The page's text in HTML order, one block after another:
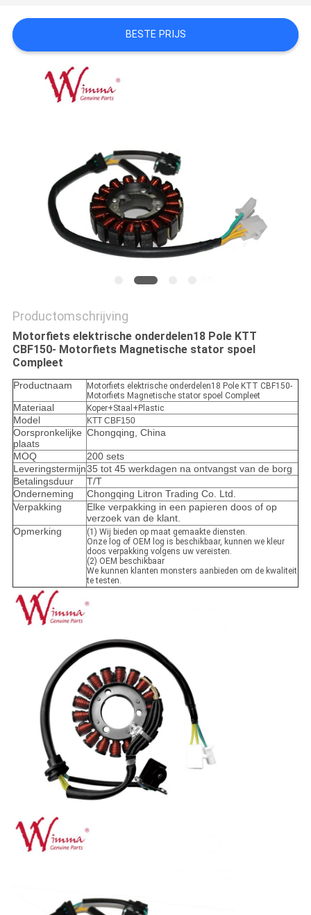
BESTE PRIJS
Productomschrijving
Motorfiets elektrische onderdelen18 Pole KTT
CBF150- Motorfiets Magnetische stator spoel
Compleet
Productnaam
Motorfiets elektrische onderdelen18 Pole KTT CBF150-
Motorfiets Magnetische stator spoel Compleet
Materiaal Koper+Staal+Plastic
Model KTT CBF150
Oorspronkelijke
plaats
Chongqing, China
MOQ
200 sets
Leveringstermijn35 tot 45 werkdagen na ontvangst van de borg
Betalingsduur
T/T
Onderneming
Chongqing Litron Trading Co. Ltd.
Verpakking
Elke verpakking in een papieren doos of op
verzoek van de klant.
Opmerking
(1) Wij bieden op maat gemaakte diensten.
Onze log of OEM log is beschikbaar, kunnen we kleur
doos verpakking volgens uw vereisten.
(2) OEM beschikbaar
We kunnen klanten monsters aanbieden om de kwaliteit
te testen.